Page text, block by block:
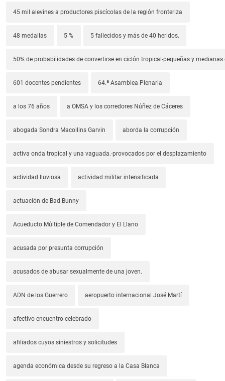
45 mil alevines a productores piscícolas de la región fronteriza
48 medallas 5 % 5 fallecidos y más de 40 heridos.
50% de probabilidades de convertirse en ciclón tropical-pequeñas y
601 docentes pendientes 64.ª Asamblea Plenaria
a los 76 años a OMSA y los corredores Núñez de Cáceres
abogada Sondra Macollins Garvin aborda la corrupción
activa onda tropical y una vaguada.-provocados por el desplazamiento
actividad lluviosa actividad militar intensificada
actuación de Bad Bunny
Acueducto Múltiple de Comendador y El Llano
acusada por presunta corrupción
acusados de abusar sexualmente de una joven.
ADN de los Guerrero aeropuerto internacional José Martí
afectivo encuentro celebrado
afiliados cuyos siniestros y solicitudes
agenda económica desde su regreso a la Casa Blanca